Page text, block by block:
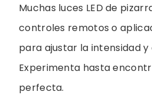
Muchas luces LED de
controles remotos o
para ajustar la intensidad y
Experimenta hasta
perfecta.